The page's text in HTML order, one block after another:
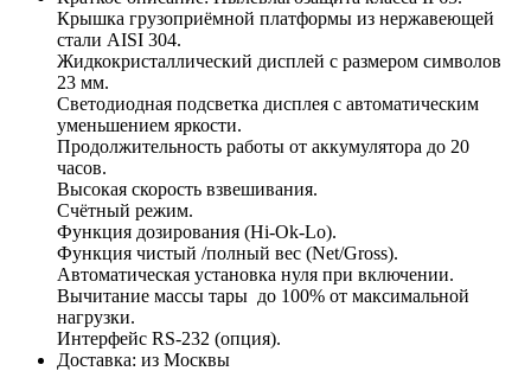
Крышка грузоприёмной платформы из нержавеющей
стали AISI 304.
Жидкокристаллический дисплей с размером символов
23 мм.
Светодиодная подсветка дисплея с автоматическим
уменьшением яркости.
Продолжительность работы от аккумулятора до 20
часов.
Высокая скорость взвешивания.
Счётный режим.
Функция дозирования (Hi-Ok-Lo).
Функция чистый /полный вес (Net/Gross).
Автоматическая установка нуля при включении.
Вычитание массы тары до 100% от максимальной
нагрузки.
Интерфейс RS-232 (опция).
Доставка: из Москвы